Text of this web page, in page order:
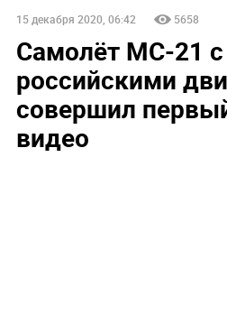
15 декабря 2020, 06:42 5658
Самолёт МС-21 с
российскими
совершил
видео